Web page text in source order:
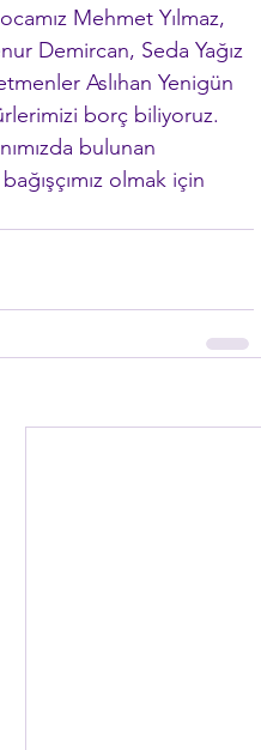
Mehmet Yılmaz,
Demircan, Seda Yağız
Aslıhan Yenigün
borç biliyoruz.
bulunan
olmak için